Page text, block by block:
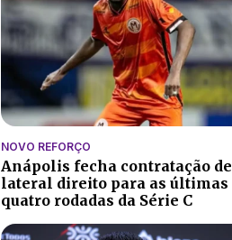
NOVO REFORÇO
Anápolis fecha contratação de
lateral direito para as últimas
quatro rodadas da Série C